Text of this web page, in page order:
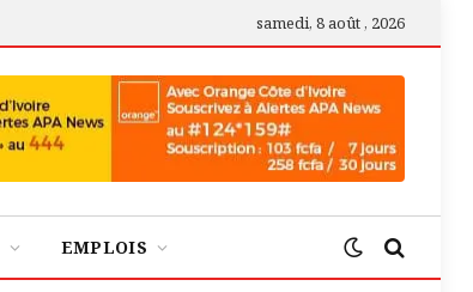
samedi, 8 août , 2026
EMPLOIS